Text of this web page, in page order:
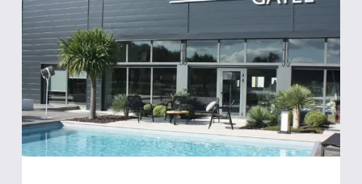
Piscine
Gatel
Carquefou